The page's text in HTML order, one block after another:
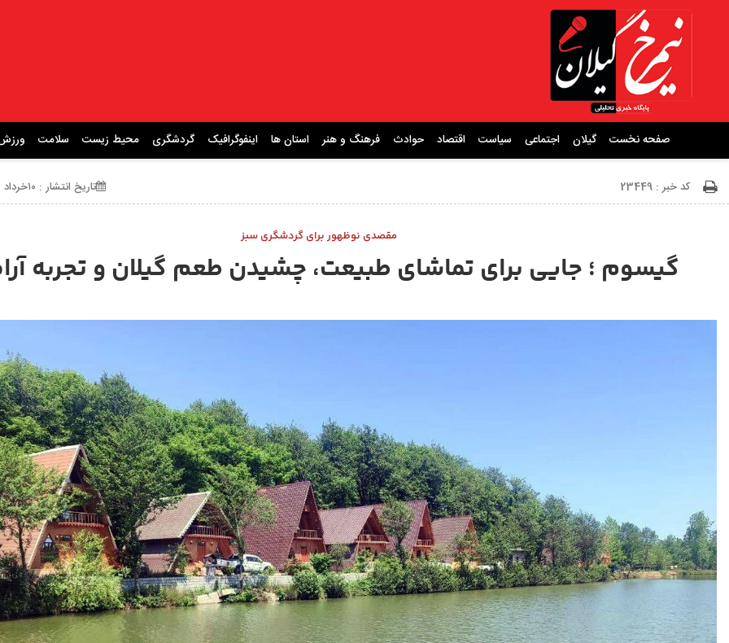
صفحه نخست گیلان اجتماعی سیاست اقتصاد حوادث فرهنگ و هنر استان ها اینفوگرافیک گردشگری محیط زیست سلامت
کد خبر : 23449 تاریخ انتشار : ۱۰خرداد ۱۴۰۵ ساعت 22:28
مقصدی نوظهور برای گردشگری سبز
گیسوم ؛ جایی برای تماشای طبیعت، چشیدن طعم گیلان و تجربه